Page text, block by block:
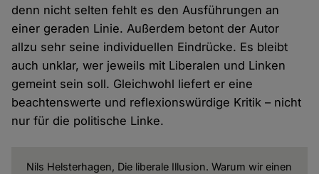
denn nicht selten fehlt es den Ausführungen an
einer geraden Linie. Außerdem betont der Autor
allzu sehr seine individuellen Eindrücke. Es bleibt
auch unklar, wer jeweils mit Liberalen und Linken
gemeint sein soll. Gleichwohl liefert er eine
beachtenswerte und reflexionswürdige Kritik – nicht
nur für die politische Linke.
Nils Helsterhagen, Die liberale Illusion. Warum wir einen